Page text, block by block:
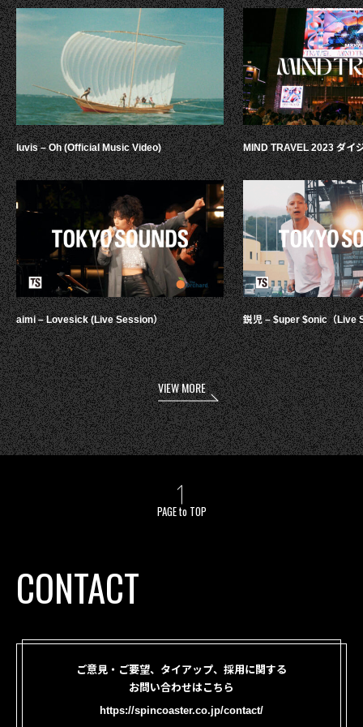
luvis – Oh (Official Music Video)
aimi – Lovesick (Live Session）
MIND TRAVEL 2023 ダイ
鋭児 – $uper $onic（Live
VIEW MORE
PAGE to TOP
CONTACT
ご意見・ご要望、タイアップ、採用に関する
お問い合わせはこちら
https://spincoaster.co.jp/contact/